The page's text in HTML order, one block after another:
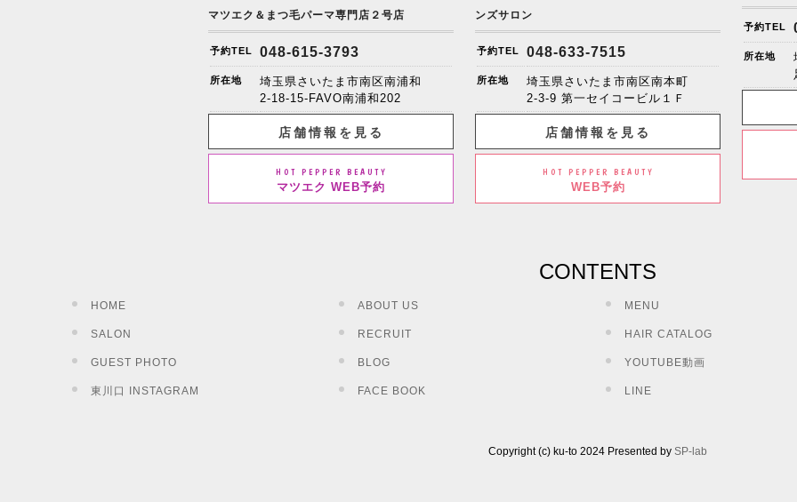
マツエク＆まつ毛パーマ専門店２号店
予約TEL 048-615-3793
所在地
埼玉県さいたま市南区南浦和
2-18-15-FAVO南浦和202
店舗情報を見る
HOT PEPPER BEAUTY
マツエク WEB予約
ンズサロン
予約TEL 048-633-7515
所在地
埼玉県さいたま市南区南本町
2-3-9 第一セイコービル１Ｆ
店舗情報を見る
HOT PEPPER BEAUTY
WEB予約
予約TEL
所在地
CONTENTS
HOME ABOUT US MENU
SALON RECRUIT HAIR CATALOG
GUEST PHOTO BLOG YOUTUBE動画
東川口 INSTAGRAM FACE BOOK LINE
Copyright (c) ku-to 2024 Presented by SP-lab